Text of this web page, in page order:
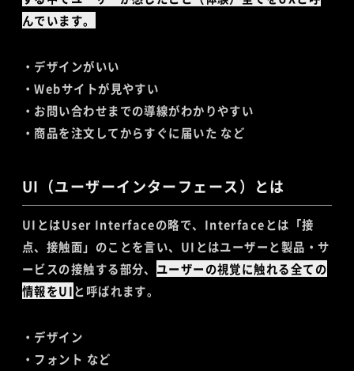
んでいます。
・デザインがいい
・Webサイトが見やすい
・お問い合わせまでの導線がわかりやすい
・商品を注文してからすぐに届いた など
UI（ユーザーインターフェース）とは
UIとはUser Interfaceの略で、Interfaceとは「接
点、接触面」のことを言い、UIとはユーザーと製品・サ
ービスの接触する部分、 ユーザーの視覚に触れる全ての
情報をUIと呼ばれます。
・デザイン
・フォント など